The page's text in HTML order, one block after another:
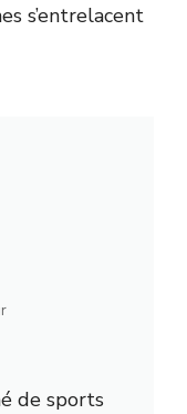
s’entrelacent
de sports